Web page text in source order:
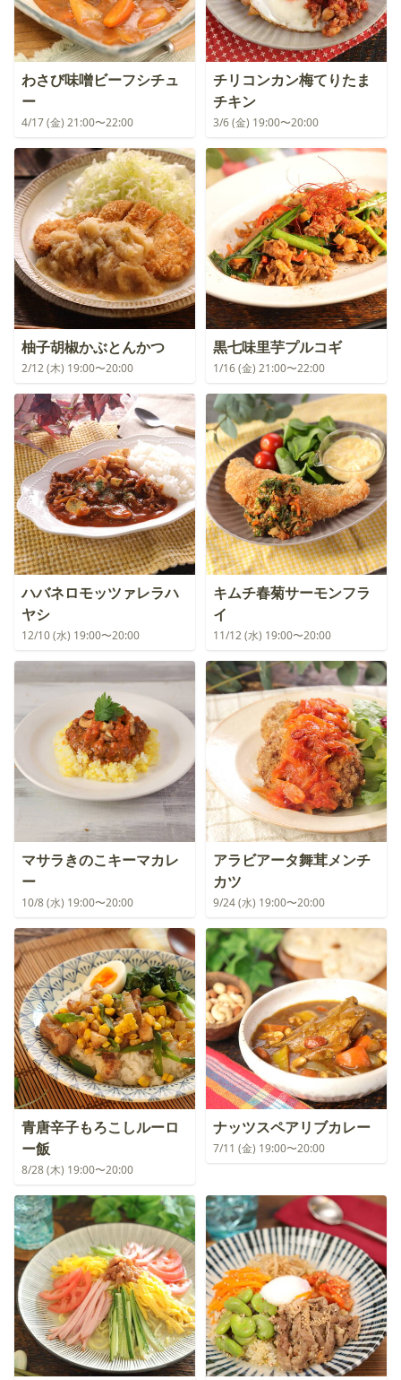
わさび味噌ビーフシチュ
ー
4/17 (金) 21:00〜22:00
チリコンカン梅てりたま
チキン
3/6 (金) 19:00〜20:00
柚子胡椒かぶとんかつ
2/12 (木) 19:00〜20:00
黒七味里芋プルコギ
1/16 (金) 21:00〜22:00
ハバネロモッツァレラハ
ヤシ
12/10 (水) 19:00〜20:00
キムチ春菊サーモンフラ
イ
11/12 (水) 19:00〜20:00
マサラきのこキーマカレ
ー
10/8 (水) 19:00〜20:00
アラビアータ舞茸メンチ
カツ
9/24 (水) 19:00〜20:00
青唐辛子もろこしルーロ
ー飯
8/28 (木) 19:00〜20:00
ナッツスペアリブカレー
7/11 (金) 19:00〜20:00